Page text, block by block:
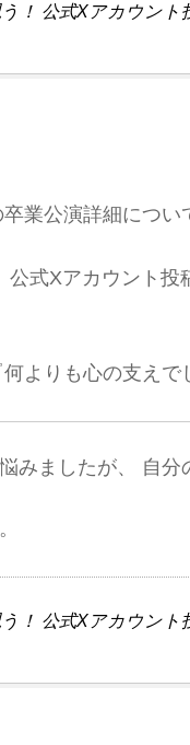
！ 公式Xアカウン
業公演詳細につい
式Xアカウント
よりも心の支え
みましたが、 自
！ 公式Xアカウン